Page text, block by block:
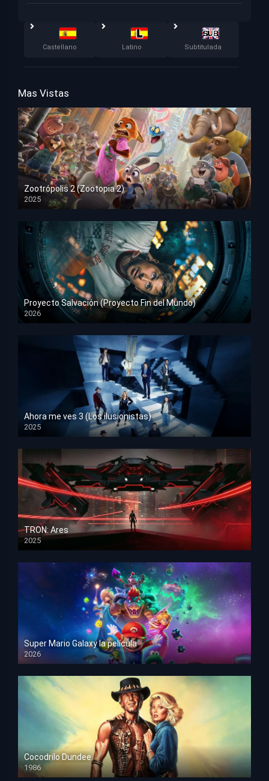
Castellano Latino Subtitulada
Mas Vistas
Zootrópolis 2 (Zootopia 2)
2025
HD 1080p
Proyecto Salvación (Proyecto Fin del Mundo)
2026
HD 1080p
Ahora me ves 3 (Los ilusionistas)
2025
HD 1080p
TRON: Ares
2025
HD 1080p
Super Mario Galaxy la película
2026
HD 1080p
Cocodrilo Dundee
1986
HD 1080p